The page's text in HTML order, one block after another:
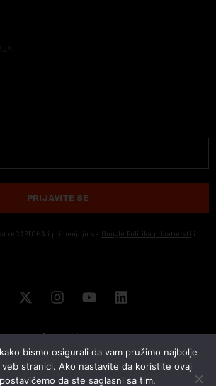
PRIJAVITE SE
reCAPTCHA i primenjuju se Google Politika privatnosti i
bismo osigurali da vam pružimo najbolje
stranici. Ako nastavite da koristite ovaj
da ste saglasni sa tim.